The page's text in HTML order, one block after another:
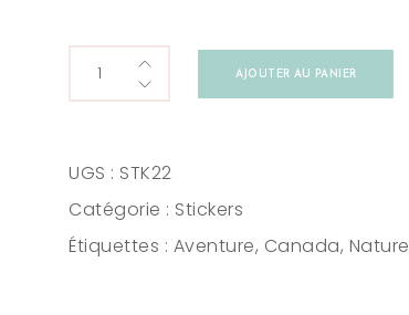
Stickers
Boîte
trésor
AJOUTER AU PANIER
UGS : STK22
Catégorie : Stickers
Étiquettes : Aventure, Canada, Nature